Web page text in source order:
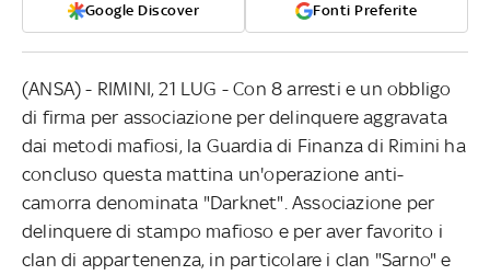
Google Discover Fonti Preferite
(ANSA) - RIMINI, 21 LUG - Con 8 arresti e un obbligo
di firma per associazione per delinquere aggravata
dai metodi mafiosi, la Guardia di Finanza di Rimini ha
concluso questa mattina un'operazione anti-
camorra denominata "Darknet". Associazione per
delinquere di stampo mafioso e per aver favorito i
clan di appartenenza, in particolare i clan "Sarno" e